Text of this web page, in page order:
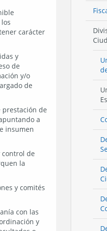
carácter
y
de
y/o
de
de
a
insumen
control de
la
y comités
con las
y